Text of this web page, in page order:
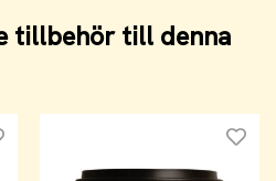
tillbehör till denna